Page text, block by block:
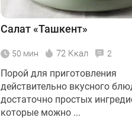
Салат «Ташкент»
50 мин 72 Ккал 2
Порой для приготовления
действительно вкусного
достаточно простых
которые можно ...